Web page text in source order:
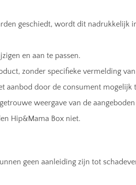
geschiedt, wordt dit nadrukkelijk
en aan te passen.
zonder specifieke vermelding
aanbod door de consument mogelijk
weergave van de
Hip&Mama Box niet.
geen aanleiding zijn tot